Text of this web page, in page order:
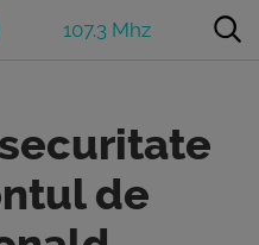
107.3 Mhz
de